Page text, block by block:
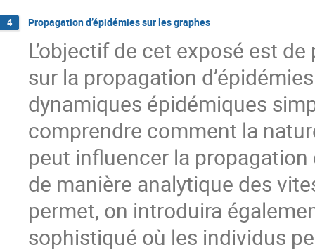
4 Propagation d’épidémies sur les graphes
L’objectif de cet exposé est
sur la propagation
dynamiques épidémiques
comprendre comment la
peut influencer la
de manière analytique des
permet, on introduira
sophistiqué où les individus